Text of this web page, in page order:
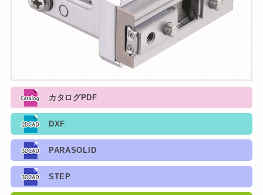
カタログPDF
DXF
PARASOLID
STEP